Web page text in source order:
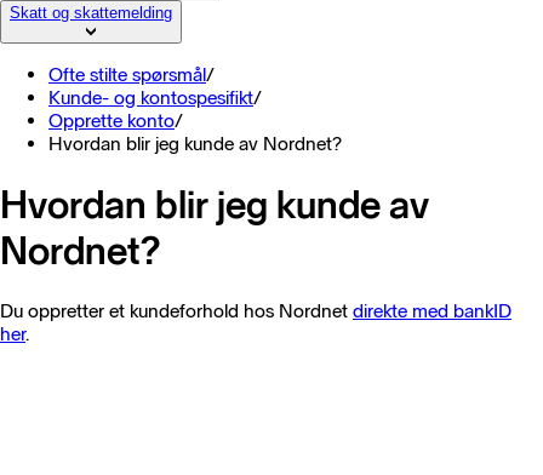
Skatt og skattemelding
Ofte stilte spørsmål/
Kunde- og kontospesifikt/
Opprette konto/
Hvordan blir jeg kunde av Nordnet?
Hvordan blir jeg kunde av
Nordnet?
Du oppretter et kundeforhold hos Nordnet direkte med bankID
her.